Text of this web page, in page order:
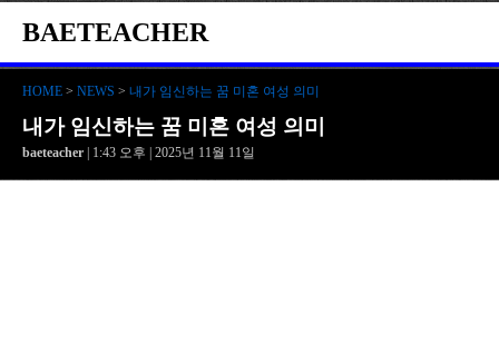
BAETEACHER
HOME > NEWS > 내가 임신하는 꿈 미혼 여성 의미
내가 임신하는 꿈 미혼 여성 의미
baeteacher | 1:43 오후 | 2025년 11월 11일